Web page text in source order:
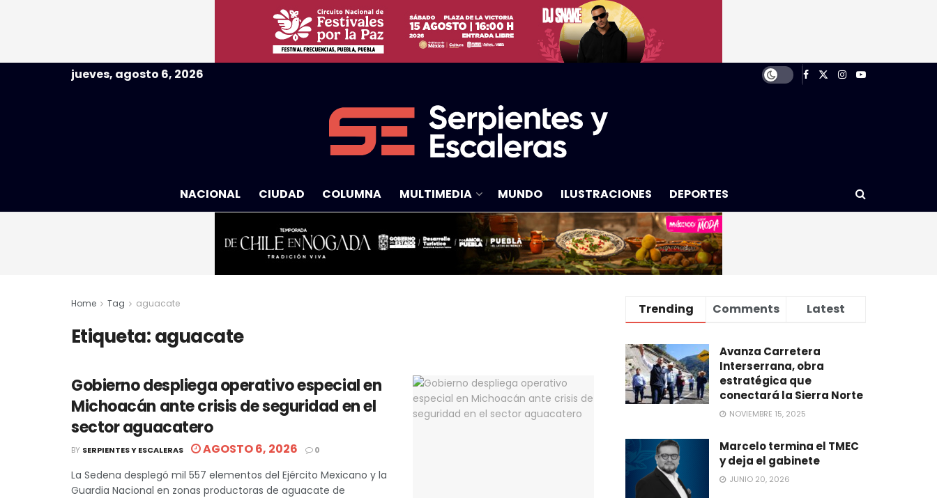
jueves, agosto 6, 2026
NACIONAL CIUDAD COLUMNA MULTIMEDIA MUNDO ILUSTRACIONES DEPORTES
Home Tag aguacate
Etiqueta:aguacate
Gobierno despliega operativo especial en
Michoacán ante crisis de seguridad en el
sector aguacatero
BY SERPIENTES Y ESCALERAS AGOSTO 6, 2026 0
La Sedena desplegó mil 557 elementos del Ejército Mexicano y la
Guardia Nacional en zonas productoras de aguacate de
Trending Comments Latest
Avanza Carretera
Interserrana, obra
estratégica que
conectará la Sierra Norte
NOVIEMBRE 15, 2025
Marcelo termina el TMEC
y deja el gabinete
JUNIO 20, 2026